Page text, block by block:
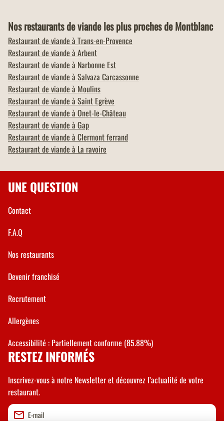
Nos restaurants de viande les plus proches de Montblanc
Restaurant de viande à Trans-en-Provence
Restaurant de viande à Arbent
Restaurant de viande à Narbonne Est
Restaurant de viande à Salvaza Carcassonne
Restaurant de viande à Moulins
Restaurant de viande à Saint Egrève
Restaurant de viande à Onet-le-Château
Restaurant de viande à Gap
Restaurant de viande à Clermont ferrand
Restaurant de viande à La ravoire
UNE QUESTION
Contact
F.A.Q
Nos restaurants
Devenir franchisé
Recrutement
Allergènes
Accessibilité : Partiellement conforme (85.88%)
RESTEZ INFORMÉS
Inscrivez-vous à notre Newsletter et découvrez l’actualité de votre
restaurant.